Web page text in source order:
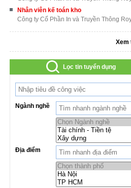
Nhân viên kế toán kho
Xem
Lọc tin tuyển dụng
Ngành nghề
Địa điểm